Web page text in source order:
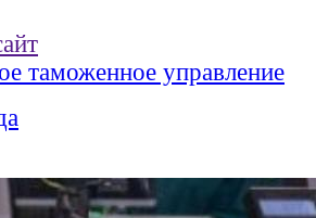
таможенное управление